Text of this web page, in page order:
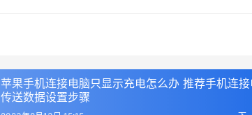
苹果手机连接电脑只显示充电怎么办 推荐手机连
传送数据设置步骤